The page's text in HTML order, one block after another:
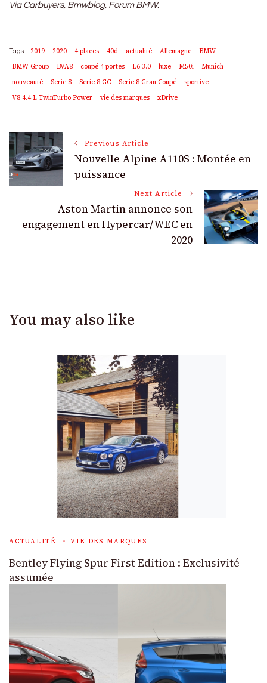
Via Carbuyers, Bmwblog, Forum BMW.
Tags: 2019 2020 4 places 40d actualité Allemagne
BMW
BMW Group
BVA8 coupé 4 portes L6 3.0 luxe M50i
Munich
nouveauté
Serie 8 Serie 8 GC Serie 8 Gran Coupé
sportive
V8 4.4 L TwinTurbo Power
vie des marques xDrive
Post
Navigation
Previous Article
Nouvelle Alpine A110S : Montée en
puissance
Next Article
Aston Martin annonce son
engagement en Hypercar/WEC en
2020
You may also like
ACTUALITÉ VIE DES MARQUES
Bentley Flying Spur First Edition : Exclusivité
assumée